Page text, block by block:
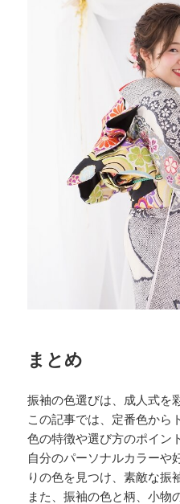
まとめ
振袖の色選びは、成人式を
この記事では、定番色から
色の特徴や選び方のポイン
自分のパーソナルカラーや
りの色を見つけ、素敵な振
また、振袖の色と柄、小物